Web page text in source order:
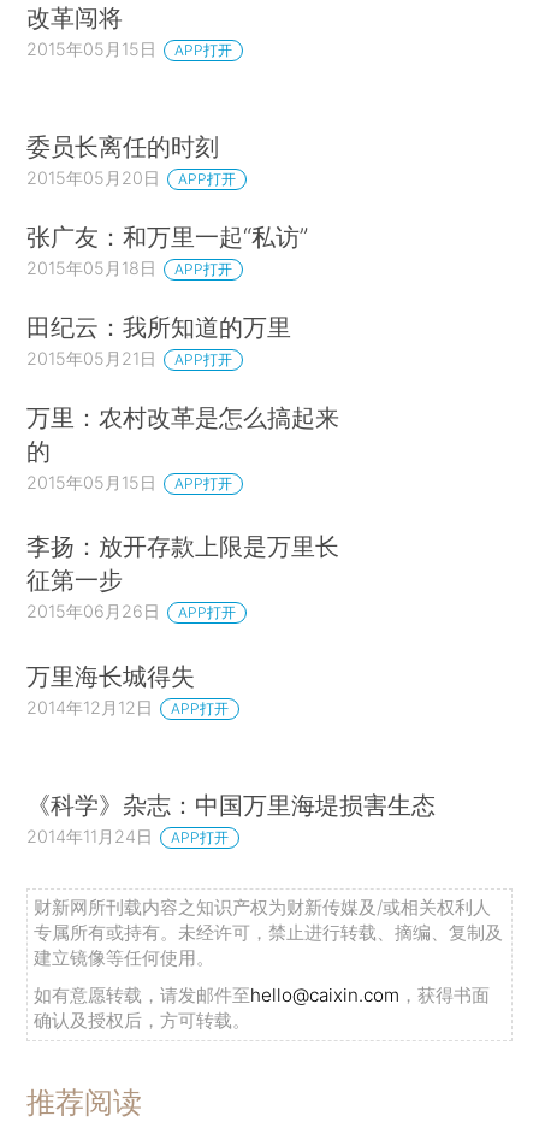
改革闯将
2015年05月15日 APP打开
委员长离任的时刻
2015年05月20日 APP打开
张广友：和万里一起“私访”
2015年05月18日 APP打开
田纪云：我所知道的万里
2015年05月21日 APP打开
万里：农村改革是怎么搞起来
的
2015年05月15日 APP打开
李扬：放开存款上限是万里长
征第一步
2015年06月26日 APP打开
万里海长城得失
2014年12月12日 APP打开
《科学》杂志：中国万里海堤损害生态
2014年11月24日 APP打开
财新网所刊载内容之知识产权为财新传媒及/或相关权利人
专属所有或持有。未经许可，禁止进行转载、摘编、复制及
建立镜像等任何使用。
如有意愿转载，请发邮件至hello@caixin.com ，获得书面
确认及授权后，方可转载。
推荐阅读